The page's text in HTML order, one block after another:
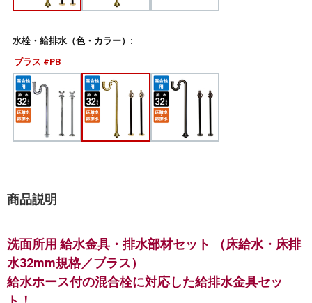
水栓・給排水（色・カラー）:
ブラス #PB
商品説明
洗面所用 給水金具・排水部材セット （床給水・床排
水32mm規格／ブラス）
給水ホース付の混合栓に対応した給排水金具セッ